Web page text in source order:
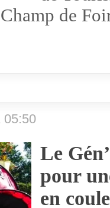
de
05:50
Le
pour
en